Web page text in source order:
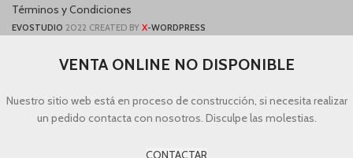
Términos y Condiciones
EVOSTUDIO 2022 CREATED BY X-WORDPRESS
VENTA ONLINE NO DISPONIBLE
Nuestro sitio web está en proceso de construcción, si necesita realizar
un pedido contacta con nosotros. Disculpe las molestias.
CONTACTAR